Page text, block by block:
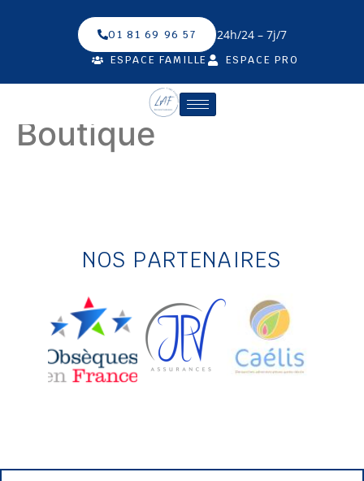
01 81 69 96 57 24h/24 – 7j/7
ESPACE FAMILLE ESPACE PRO
Boutique
NOS PARTENAIRES